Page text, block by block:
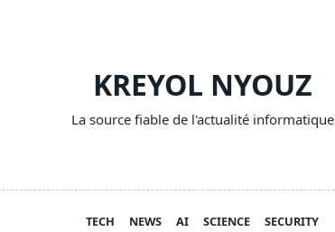
KREYOL NYOUZ
La source fiable de l'actualité informatique
TECH NEWS AI SCIENCE SECURITY